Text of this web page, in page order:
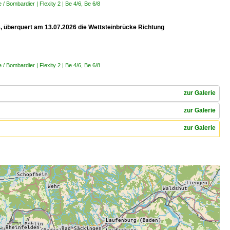
Bombardier | Flexity 2 | Be 4/6, Be 6/8
am 13.07.2026 die Wettsteinbrücke Richtung
Bombardier | Flexity 2 | Be 4/6, Be 6/8
zur Galerie
zur Galerie
zur Galerie